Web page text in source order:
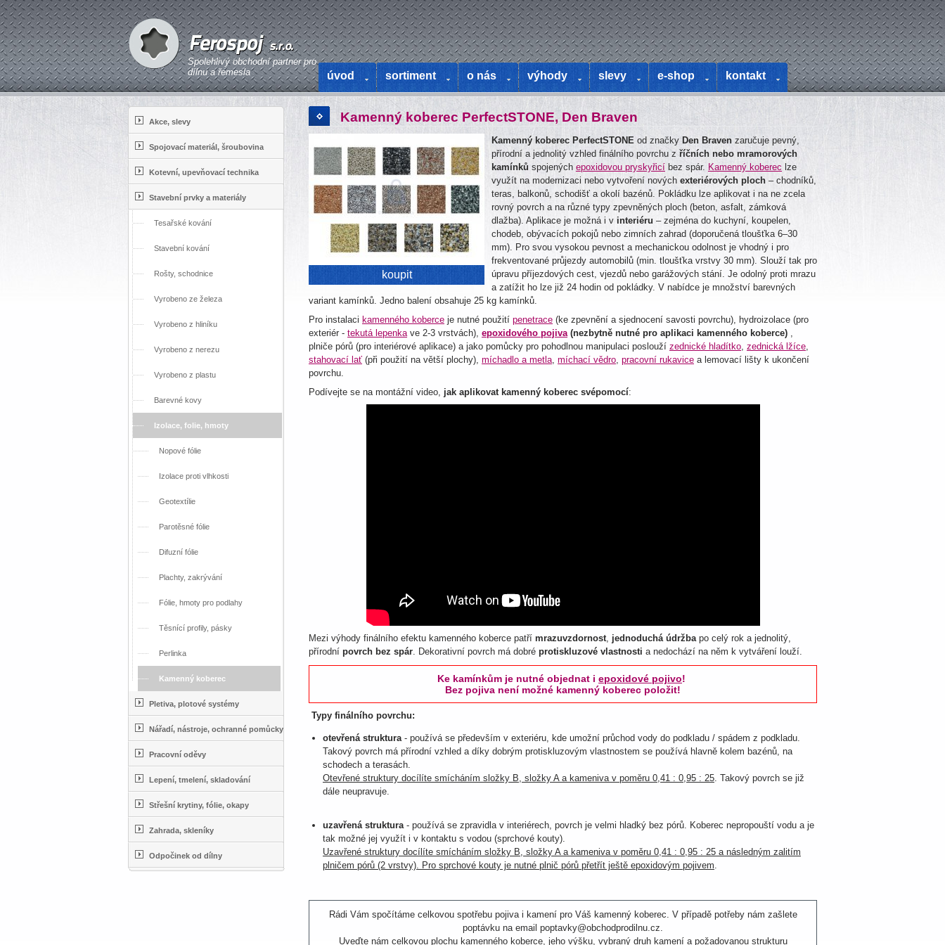
Spolehlivý obchodní partner pro
dílnu a řemesla
úvod sortiment o nás výhody slevy e-shop kontakt
Kamenný koberec PerfectSTONE, Den Braven
koupit
Kamenný koberec PerfectSTONE od značky Den Braven zaručuje pevný,
přírodní a jednolitý vzhled finálního povrchu z říčních nebo mramorových
kamínků spojených epoxidovou pryskyřicí bez spár. Kamenný koberec lze
využít na modernizaci nebo vytvoření nových exteriérových ploch – chodníků,
teras, balkonů, schodišť a okolí bazénů. Pokládku lze aplikovat i na ne zcela
rovný povrch a na různé typy zpevněných ploch (beton, asfalt, zámková
dlažba). Aplikace je možná i v interiéru – zejména do kuchyní, koupelen,
chodeb, obývacích pokojů nebo zimních zahrad (doporučená tloušťka 6–30
mm). Pro svou vysokou pevnost a mechanickou odolnost je vhodný i pro
frekventované průjezdy automobilů (min. tloušťka vrstvy 30 mm). Slouží tak pro
úpravu příjezdových cest, vjezdů nebo garážových stání. Je odolný proti mrazu
a zatížit ho lze již 24 hodin od pokládky. V nabídce je množství barevných
variant kamínků. Jedno balení obsahuje 25 kg kamínků.
Pro instalaci kamenného koberce je nutné použití penetrace (ke zpevnění a sjednocení savosti povrchu), hydroizolace (pro
exteriér - tekutá lepenkave 2-3 vrstvách), epoxidového pojiva(nezbytně nutné pro aplikaci kamenného koberce) ,
plniče pórů (pro interiérové aplikace) a jako pomůcky pro pohodlnou manipulaci poslouží zednické hladítko, zednická lžíce,
stahovací lať (při použití na větší plochy), míchadlo a metla, míchací vědro, pracovní rukavice a lemovací lišty k ukončení
povrchu.
Podívejte se na montážní video, jak aplikovat kamenný koberec svépomocí:
Mezi výhody finálního efektu kamenného koberce patří mrazuvzdornost, jednoduchá údržba po celý rok a jednolitý,
přírodní povrch bez spár. Dekorativní povrch má dobré protiskluzové vlastnosti a nedochází na něm k vytváření louží.
Ke kamínkům je nutné objednat i epoxidové pojivo!
Bez pojiva není možné kamenný koberec položit!
Typy finálního povrchu:
otevřená struktura- používá se především v exteriéru, kde umožní průchod vody do podkladu / spádem z podkladu.
Takový povrch má přírodní vzhled a díky dobrým protiskluzovým vlastnostem se používá hlavně kolem bazénů, na
schodech a terasách.
Otevřené struktury docílíte smícháním složky B, složky A a kameniva v poměru 0,41 : 0,95 : 25. Takový povrch se již
dále neupravuje.
uzavřená struktura- používá se zpravidla v interiérech, povrch je velmi hladký bez pórů. Koberec nepropouští vodu a je
tak možné jej využít i v kontaktu s vodou (sprchové kouty).
Uzavřené struktury docílíte smícháním složky B, složky A a kameniva v poměru 0,41 : 0,95 : 25 a následným zalitím
plničem pórů (2 vrstvy). Pro sprchové kouty je nutné plnič pórů přetřít ještě epoxidovým pojivem.
Rádi Vám spočítáme celkovou spotřebu pojiva i kamení pro Váš kamenný koberec. V případě potřeby nám zašlete
poptávku na email poptavky@obchodprodilnu.cz.
Uveďte nám celkovou plochu kamenného koberce, jeho výšku, vybraný druh kamení a požadovanou strukturu
Akce, slevy
Spojovací materiál, šroubovina
Kotevní, upevňovací technika
Stavební prvky a materiály
Tesařské kování
Stavební kování
Rošty, schodnice
Vyrobeno ze železa
Vyrobeno z hliníku
Vyrobeno z nerezu
Vyrobeno z plastu
Barevné kovy
Izolace, folie, hmoty
Nopové fólie
Izolace proti vlhkosti
Geotextílie
Parotěsné fólie
Difuzní fólie
Plachty, zakrývání
Fólie, hmoty pro podlahy
Těsnící profily, pásky
Perlinka
Kamenný koberec
Pletiva, plotové systémy
Nářadí, nástroje, ochranné pomůcky
Pracovní oděvy
Lepení, tmelení, skladování
Střešní krytiny, fólie, okapy
Zahrada, skleníky
Odpočinek od dílny